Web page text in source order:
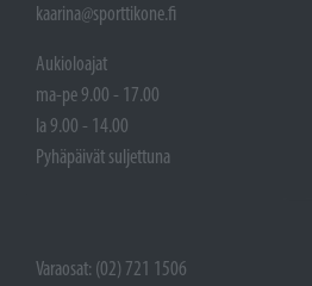
kaarina@sporttikone.fi
Aukioloajat
ma-pe 9.00 - 17.00
la 9.00 - 14.00
Pyhäpäivät suljettuna
Varaosat: (02) 721 1506